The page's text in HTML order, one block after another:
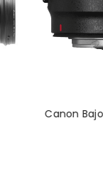
Canon